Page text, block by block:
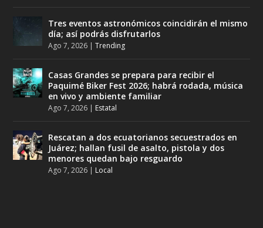
Tres eventos astronómicos coincidirán el mismo
día; así podrás disfrutarlos
Ago 7, 2026 |Trending
Casas Grandes se prepara para recibir el
Paquimé Biker Fest 2026; habrá rodada, música
en vivo y ambiente familiar
Ago 7, 2026 | Estatal
Rescatan a dos ecuatorianos secuestrados en
Juárez; hallan fusil de asalto, pistola y dos
menores quedan bajo resguardo
Ago 7, 2026 | Local